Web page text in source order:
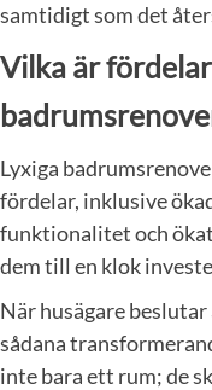
samtidigt som det
Vilka är
Lyxiga
fördelar, inklusive
funktionalitet och
dem till en klok
När husägare
sådana
inte bara ett rum; de